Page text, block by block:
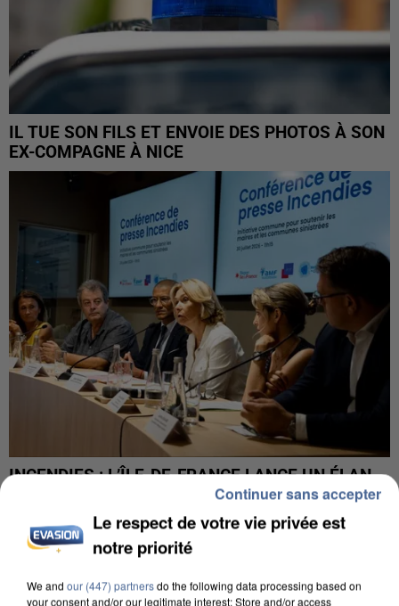
IL TUE SON FILS ET ENVOIE DES PHOTOS À SON
EX-COMPAGNE À NICE
INCENDIES : L’ÎLE-DE-FRANCE LANCE UN ÉLAN
DE SOLIDARITÉ AVEC LES...
Le respect de votre vie privée est
notre priorité
We and our (447) partnersdo the following data processing based on
your consent and/or our legitimate interest: Store and/or access
Continuer sans accepter